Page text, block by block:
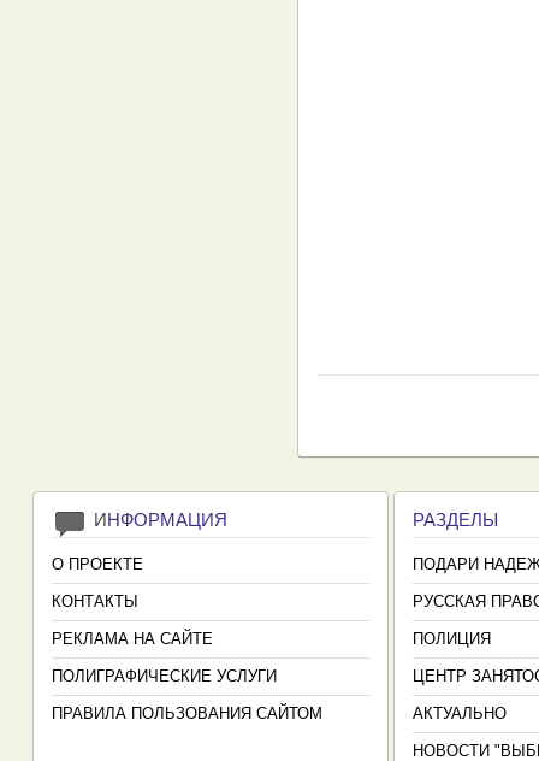
ИНФОРМАЦИЯ
О ПРОЕКТЕ
КОНТАКТЫ
РЕКЛАМА НА САЙТЕ
ПОЛИГРАФИЧЕСКИЕ УСЛУГИ
ПРАВИЛА ПОЛЬЗОВАНИЯ САЙТОМ
РАЗДЕЛЫ
ПОДАРИ
РУССКАЯ
ПОЛИЦИЯ
ЦЕНТР
АКТУАЛЬНО
НОВОСТИ